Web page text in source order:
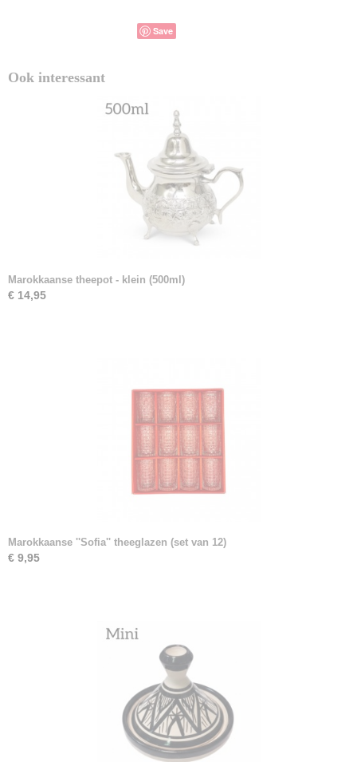
Save
Ook interessant
Marokkaanse theepot - klein (500ml)
€ 14,95
Marokkaanse ''Sofia'' theeglazen (set van 12)
€ 9,95